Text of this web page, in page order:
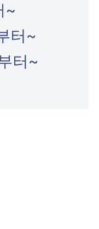
~
터~
터~